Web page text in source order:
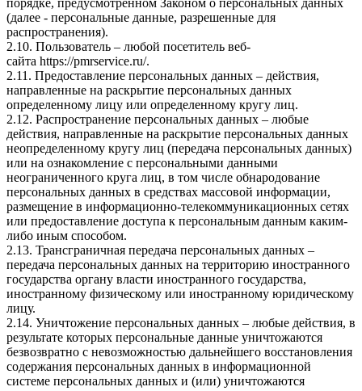
(далее - персональные данные, разрешенные для
распространения).
2.10. Пользователь – любой посетитель веб-
сайта https://pmrservice.ru/.
2.11. Предоставление персональных данных – действия,
направленные на раскрытие персональных данных
определенному лицу или определенному кругу лиц.
2.12. Распространение персональных данных – любые
действия, направленные на раскрытие персональных данных
неопределенному кругу лиц (передача персональных данных)
или на ознакомление с персональными данными
неограниченного круга лиц, в том числе обнародование
персональных данных в средствах массовой информации,
размещение в информационно-телекоммуникационных сетях
или предоставление доступа к персональным данным каким-
либо иным способом.
2.13. Трансграничная передача персональных данных –
передача персональных данных на территорию иностранного
государства органу власти иностранного государства,
иностранному физическому или иностранному юридическому
лицу.
2.14. Уничтожение персональных данных – любые действия, в
результате которых персональные данные уничтожаются
безвозвратно с невозможностью дальнейшего восстановления
содержания персональных данных в информационной
системе персональных данных и (или) уничтожаются